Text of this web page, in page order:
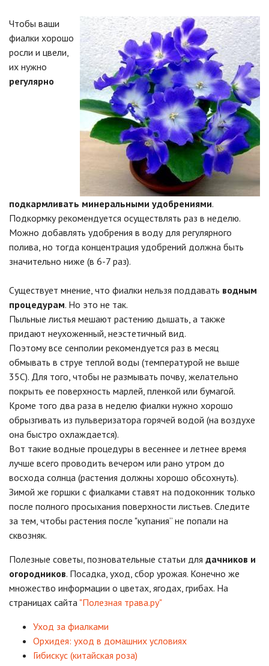
Чтобы ваши
фиалки хорошо
росли и цвели,
их нужно
регулярно
подкармливать минеральными удобрениями.
Подкормку рекомендуется осуществлять раз в неделю.
Можно добавлять удобрения в воду для регулярного
полива, но тогда концентрация удобрений должна быть
значительно ниже (в 6-7 раз).
Существует мнение, что фиалки нельзя поддавать водным
процедурам. Но это не так.
Пыльные листья мешают растению дышать, а также
придают неухоженный, неэстетичный вид.
Поэтому все сенполии рекомендуется раз в месяц
обмывать в струе теплой воды (температурой не выше
35С). Для того, чтобы не размывать почву, желательно
покрыть ее поверхность марлей, пленкой или бумагой.
Кроме того два раза в неделю фиалки нужно хорошо
обрызгивать из пульверизатора горячей водой (на воздухе
она быстро охлаждается).
Вот такие водные процедуры в весеннее и летнее время
лучше всего проводить вечером или рано утром до
восхода солнца (растения должны хорошо обсохнуть).
Зимой же горшки с фиалками ставят на подоконник только
после полного просыхания поверхности листьев. Следите
за тем, чтобы растения после "купания” не попали на
сквозняк.
Полезные советы, позновательные статьи для дачников и
огородников. Посадка, уход, сбор урожая. Конечно же
множество информации о цветах, ягодах, грибах. На
страницах сайта "Полезная трава.ру"
Уход за фиалками
Орхидея: уход в домашних условиях
Гибискус (китайская роза)